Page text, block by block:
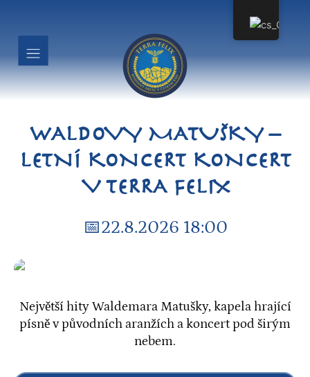
WALDOVY MATUŠKY –
LETNÍ KONCERT KONCERT
V TERRA FELIX
📅22.8.2026 18:00
Největší hity Waldemara Matušky, kapela hrající
písně v původních aranžích a koncert pod širým
nebem.